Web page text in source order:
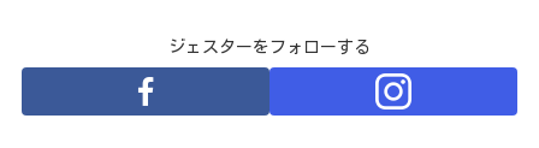
ジェスターをフォローする